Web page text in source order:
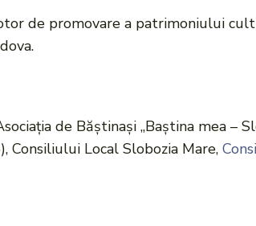
de promovare a patrimoniului
de Băștinași „Baștina mea –
Local Slobozia Mare,